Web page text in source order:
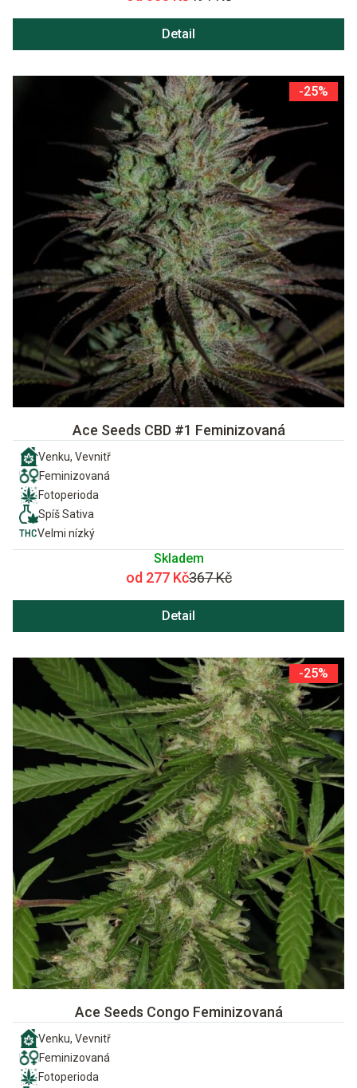
Detail
-25%
Ace Seeds CBD #1 Feminizovaná
Venku, Vevnitř
Feminizovaná
Fotoperioda
Spíš Sativa
Velmi nízký
Skladem
od 277 Kč367 Kč
Detail
-25%
Ace Seeds Congo Feminizovaná
Venku, Vevnitř
Feminizovaná
Fotoperioda